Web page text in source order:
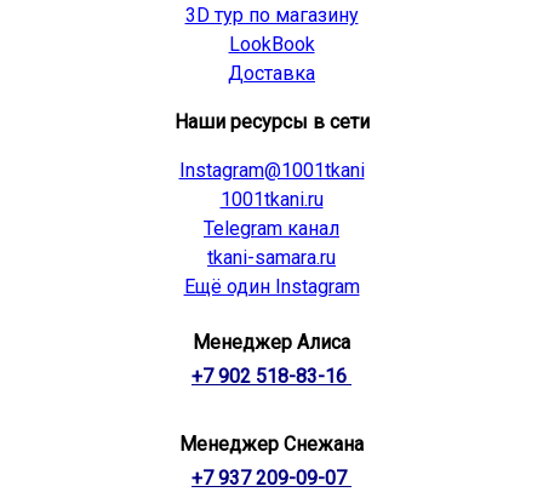
3D тур по магазину
LookBook
Доставка
Наши ресурсы в сети
Instagram@1001tkani
1001tkani.ru
Telegram канал
tkani-samara.ru
Ещё один Instagram
Менеджер Алиса
+7 902 518-83-16
Менеджер Снежана
+7 937 209-09-07